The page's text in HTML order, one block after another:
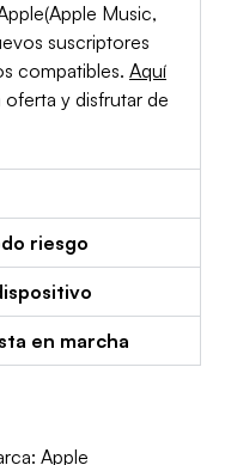
Music,
suscriptores
compatibles. Aquí
y disfrutar de
riesgo
en marcha
Apple